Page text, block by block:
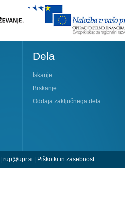
Dela
Iskanje
Brskanje
Oddaja zaključnega dela
rup@upr.si Piškotki in zasebnost